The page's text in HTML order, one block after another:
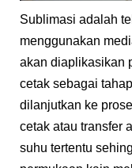
Sublimasi adalah
menggunakan
akan diaplikasikan
cetak sebagai
dilanjutkan ke
cetak atau transfer
suhu tertentu